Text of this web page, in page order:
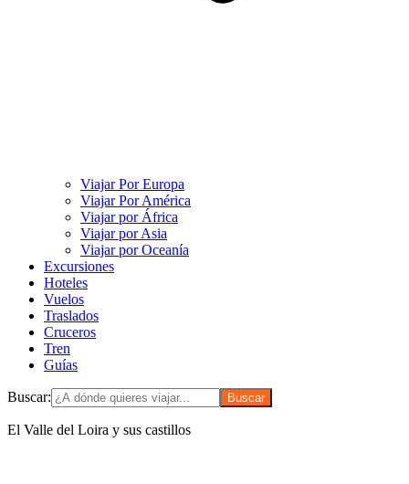
Viajar Por Europa
Viajar Por América
Viajar por África
Viajar por Asia
Viajar por Oceanía
Excursiones
Hoteles
Vuelos
Traslados
Cruceros
Tren
Guías
Buscar:
El Valle del Loira y sus castillos